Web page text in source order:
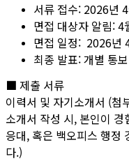
서류 접수: 2026년
면접 대상자 알림:
면접 일정: 2026년
최종 발표: 개별 통
■ 제출 서류
이력서 및 자기소개서 (
소개서 작성 시, 본인이
응대, 혹은 백오피스 행정
다.)